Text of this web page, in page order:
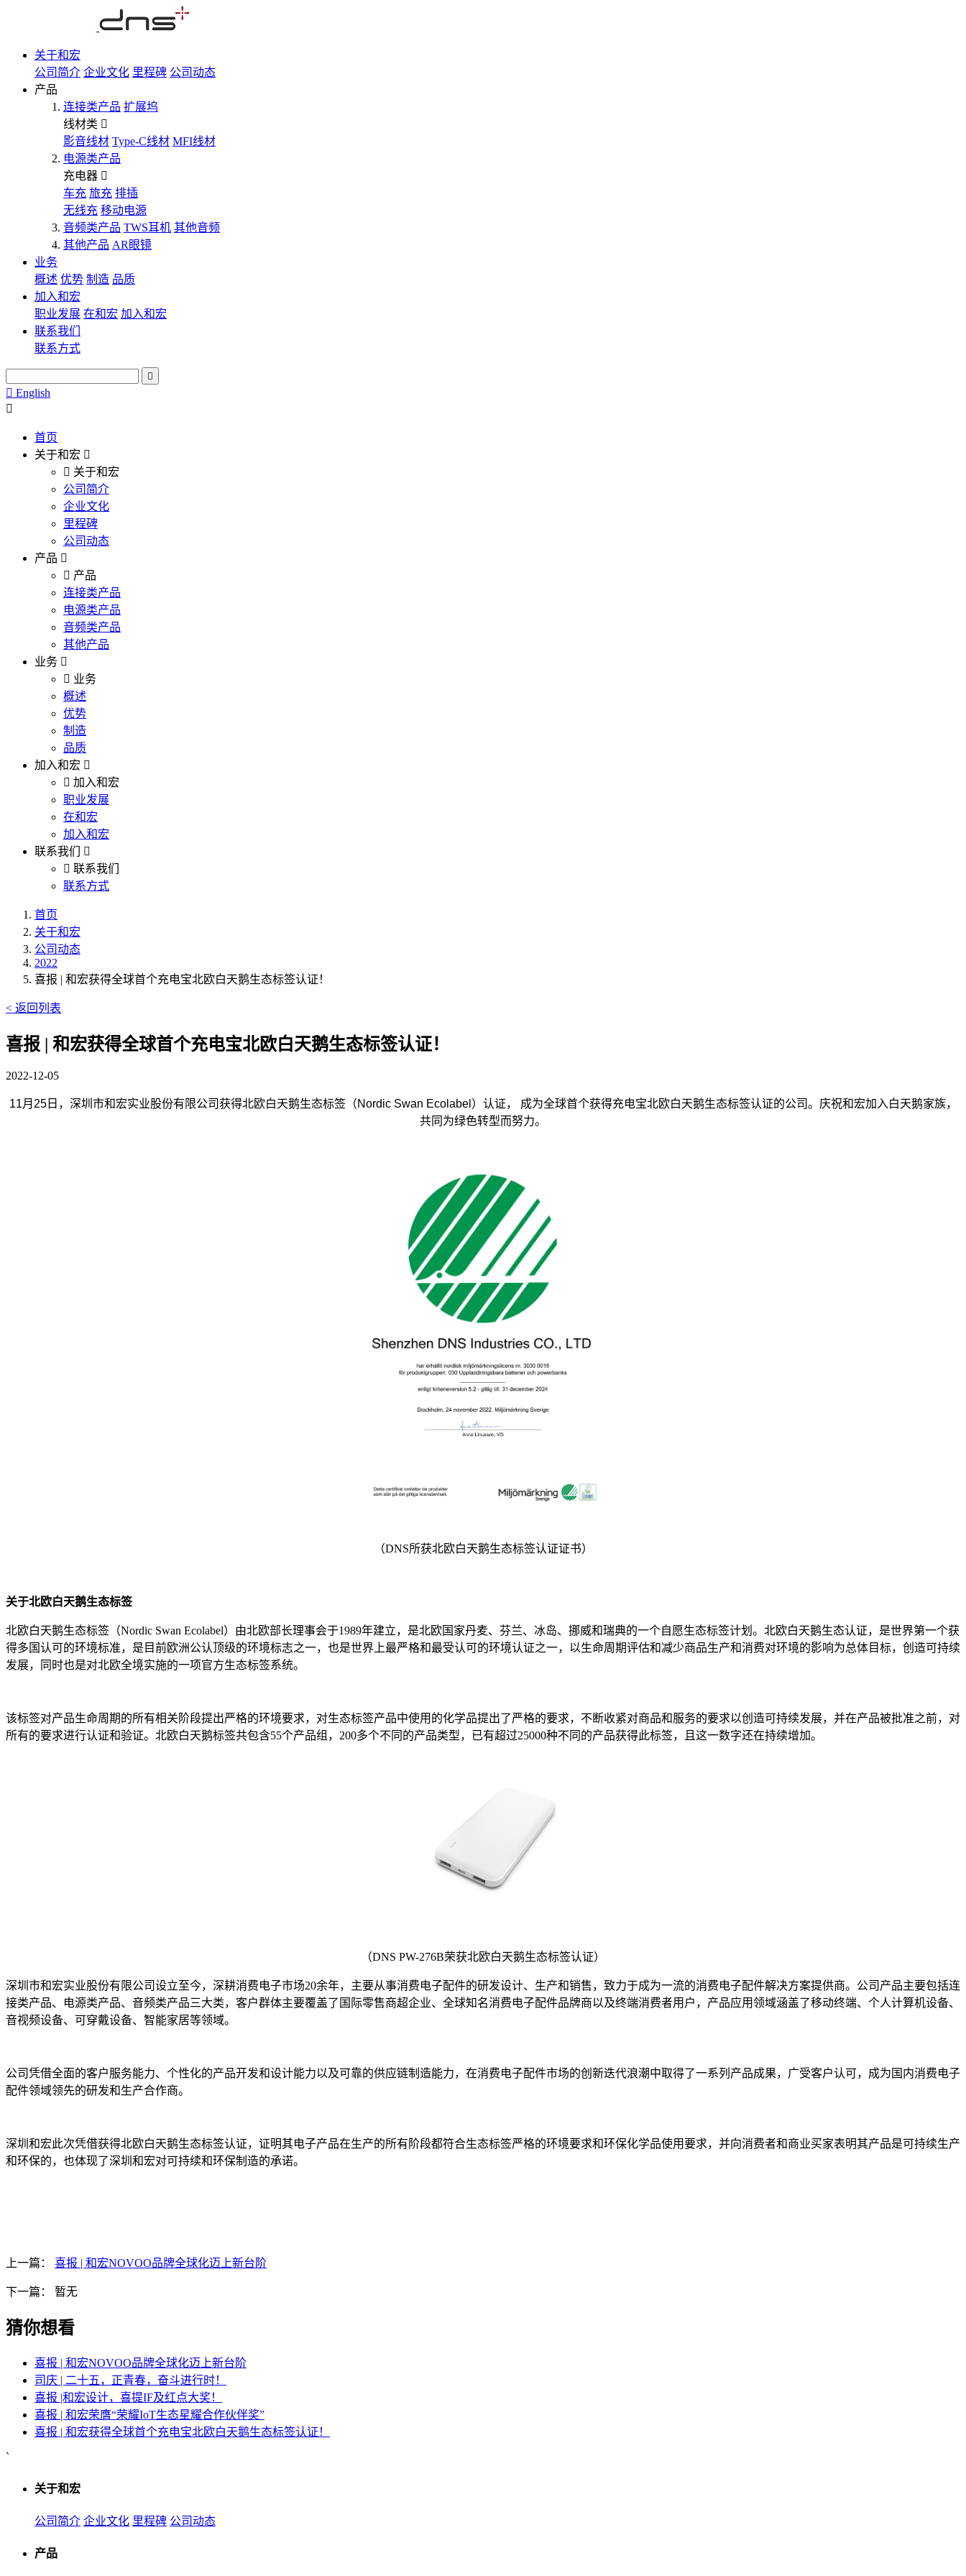
关于和宏
公司简介 企业文化 里程碑 公司动态
产品
连接类产品 扩展坞
线材类
影音线材 Type-C线材 MFI线材
电源类产品
充电器
车充 旅充 排插
无线充 移动电源
音频类产品 TWS耳机 其他音频
其他产品 AR眼镜
业务
概述 优势 制造 品质
加入和宏
职业发展 在和宏 加入和宏
联系我们
联系方式
English
首页
关于和宏
关于和宏
公司简介
企业文化
里程碑
公司动态
产品
产品
连接类产品
电源类产品
音频类产品
其他产品
业务
业务
概述
优势
制造
品质
加入和宏
加入和宏
职业发展
在和宏
加入和宏
联系我们
联系我们
联系方式
首页
关于和宏
公司动态
2022
喜报 | 和宏获得全球首个充电宝北欧白天鹅生态标签认证！
< 返回列表
喜报 | 和宏获得全球首个充电宝北欧白天鹅生态标签认证！
2022-12-05
11月25日，深圳市和宏实业股份有限公司获得北欧白天鹅生态标签（Nordic Swan Ecolabel）认证， 成为全球首个获得充电宝北欧白天鹅生态标签认证的公司。庆祝和宏加入白天鹅家族，
共同为绿色转型而努力。
（DNS所获北欧白天鹅生态标签认证证书）
关于北欧白天鹅生态标签
北欧白天鹅生态标签（Nordic Swan Ecolabel）由北欧部长理事会于1989年建立，是北欧国家丹麦、芬兰、冰岛、挪威和瑞典的一个自愿生态标签计划。北欧白天鹅生态认证，是世界第一个获
得多国认可的环境标准，是目前欧洲公认顶级的环境标志之一，也是世界上最严格和最受认可的环境认证之一，以生命周期评估和减少商品生产和消费对环境的影响为总体目标，创造可持续
发展，同时也是对北欧全境实施的一项官方生态标签系统。
该标签对产品生命周期的所有相关阶段提出严格的环境要求，对生态标签产品中使用的化学品提出了严格的要求，不断收紧对商品和服务的要求以创造可持续发展，并在产品被批准之前，对
所有的要求进行认证和验证。北欧白天鹅标签共包含55个产品组，200多个不同的产品类型，已有超过25000种不同的产品获得此标签，且这一数字还在持续增加。
（DNS PW-276B荣获北欧白天鹅生态标签认证）
深圳市和宏实业股份有限公司设立至今，深耕消费电子市场20余年，主要从事消费电子配件的研发设计、生产和销售，致力于成为一流的消费电子配件解决方案提供商。公司产品主要包括连
接类产品、电源类产品、音频类产品三大类，客户群体主要覆盖了国际零售商超企业、全球知名消费电子配件品牌商以及终端消费者用户，产品应用领域涵盖了移动终端、个人计算机设备、
音视频设备、可穿戴设备、智能家居等领域。
公司凭借全面的客户服务能力、个性化的产品开发和设计能力以及可靠的供应链制造能力，在消费电子配件市场的创新迭代浪潮中取得了一系列产品成果，广受客户认可，成为国内消费电子
配件领域领先的研发和生产合作商。
深圳和宏此次凭借获得北欧白天鹅生态标签认证，证明其电子产品在生产的所有阶段都符合生态标签严格的环境要求和环保化学品使用要求，并向消费者和商业买家表明其产品是可持续生产
和环保的，也体现了深圳和宏对可持续和环保制造的承诺。
上一篇： 喜报 | 和宏NOVOO品牌全球化迈上新台阶
下一篇： 暂无
猜你想看
喜报 | 和宏NOVOO品牌全球化迈上新台阶
司庆 | 二十五，正青春，奋斗进行时！
喜报 |和宏设计，喜提IF及红点大奖！
喜报 | 和宏荣膺“荣耀IoT生态星耀合作伙伴奖”
喜报 | 和宏获得全球首个充电宝北欧白天鹅生态标签认证！
`
关于和宏
公司简介 企业文化 里程碑 公司动态
产品